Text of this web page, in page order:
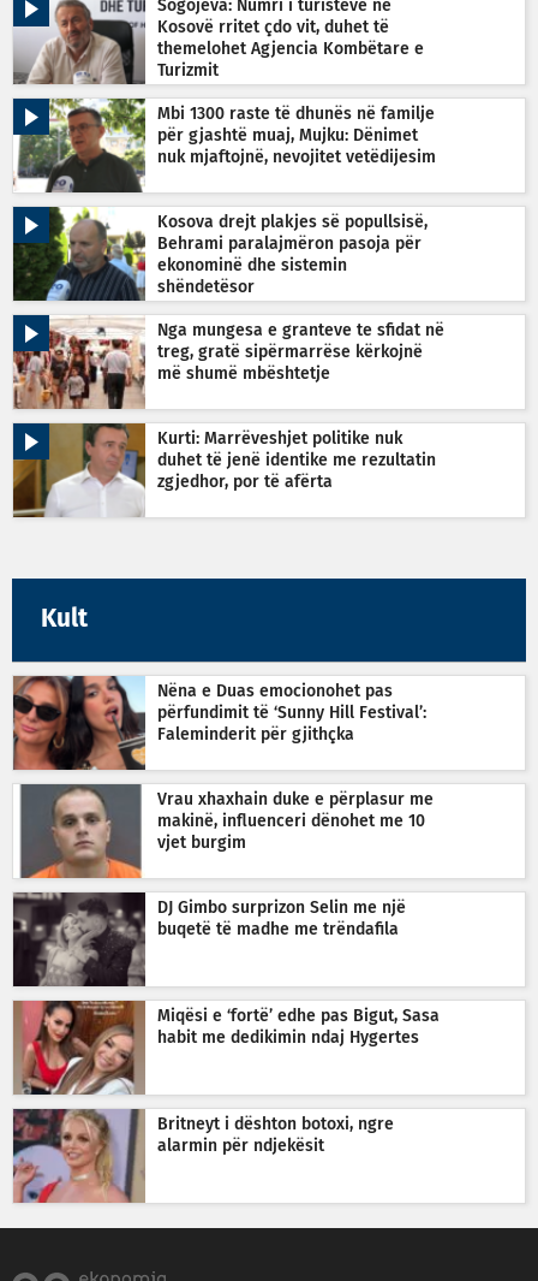
Sogojeva: Numri i turistëve në
Kosovë rritet çdo vit, duhet të
themelohet Agjencia Kombëtare e
Turizmit
Mbi 1300 raste të dhunës në familje
për gjashtë muaj, Mujku: Dënimet
nuk mjaftojnë, nevojitet vetëdijesim
Kosova drejt plakjes së popullsisë,
Behrami paralajmëron pasoja për
ekonominë dhe sistemin
shëndetësor
Nga mungesa e granteve te sfidat në
treg, gratë sipërmarrëse kërkojnë
më shumë mbështetje
Kurti: Marrëveshjet politike nuk
duhet të jenë identike me rezultatin
zgjedhor, por të afërta
Kult
Nëna e Duas emocionohet pas
përfundimit të ‘Sunny Hill Festival’:
Faleminderit për gjithçka
Vrau xhaxhain duke e përplasur me
makinë, influenceri dënohet me 10
vjet burgim
DJ Gimbo surprizon Selin me një
buqetë të madhe me trëndafila
Miqësi e ‘fortë’ edhe pas Bigut, Sasa
habit me dedikimin ndaj Hygertes
Britneyt i dështon botoxi, ngre
alarmin për ndjekësit